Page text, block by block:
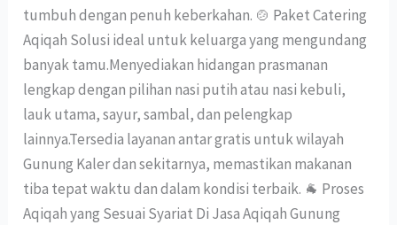
tumbuh dengan penuh keberkahan. 🍲 Paket Catering
Aqiqah Solusi ideal untuk keluarga yang mengundang
banyak tamu.Menyediakan hidangan prasmanan
lengkap dengan pilihan nasi putih atau nasi kebuli,
lauk utama, sayur, sambal, dan pelengkap
lainnya.Tersedia layanan antar gratis untuk wilayah
Gunung Kaler dan sekitarnya, memastikan makanan
tiba tepat waktu dan dalam kondisi terbaik. 🐐 Proses
Aqiqah yang Sesuai Syariat Di Jasa Aqiqah Gunung